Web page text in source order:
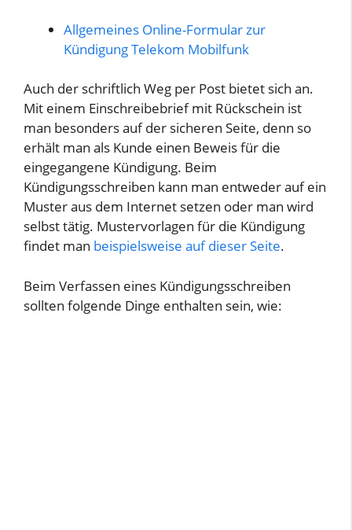
Allgemeines Online-Formular zur
Kündigung Telekom Mobilfunk
Auch der schriftlich Weg per Post bietet sich an.
Mit einem Einschreibebrief mit Rückschein ist
man besonders auf der sicheren Seite, denn so
erhält man als Kunde einen Beweis für die
eingegangene Kündigung. Beim
Kündigungsschreiben kann man entweder auf ein
Muster aus dem Internet setzen oder man wird
selbst tätig. Mustervorlagen für die Kündigung
findet man beispielsweise auf dieser Seite.
Beim Verfassen eines Kündigungsschreiben
sollten folgende Dinge enthalten sein, wie: